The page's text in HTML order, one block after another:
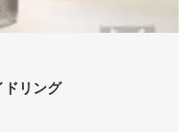
ドリング